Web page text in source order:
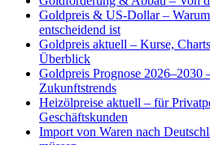
Goldpreis & US-Dollar –
entscheidend ist
Goldpreis aktuell – Kurse,
Überblick
Goldpreis Prognose 2026–2030
Zukunftstrends
Heizölpreise aktuell – für
Geschäftskunden
Import von Waren nach